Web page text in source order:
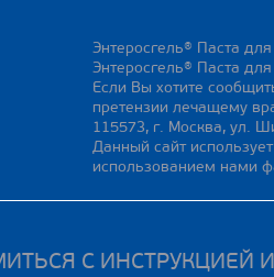
Энтеросгель® Паста
Энтеросгель® Паста
Если Вы хотите
претензии лечащему
115573, г. Москва, ул.
Данный сайт
использованием нами
С ИНСТРУКЦИЕЙ